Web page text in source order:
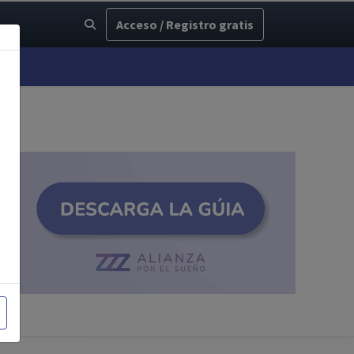
Acceso / Registro gratis